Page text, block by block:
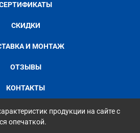
СКИДКИ
И МОНТАЖ
ОТЗЫВЫ
КОНТАКТЫ
продукции на сайте с
опечаткой.